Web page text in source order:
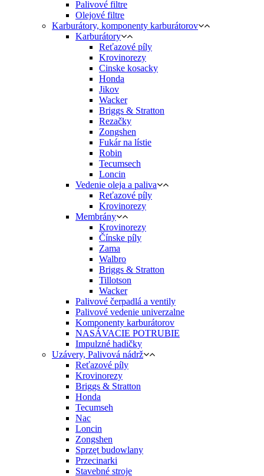
Palivové filtre
Olejové filtre
Karburátory, komponenty karburátorov
Karburátory
Reťazové píly
Krovinorezy
Cinske kosacky
Honda
Jikov
Wacker
Briggs & Stratton
Rezačky
Zongshen
Fukár na lístie
Robin
Tecumsech
Loncin
Vedenie oleja a paliva
Reťazové píly
Krovinorezy
Membrány
Krovinorezy
Čínske píly
Zama
Walbro
Briggs & Stratton
Tillotson
Wacker
Palivové čerpadlá a ventily
Palivové vedenie univerzalne
Komponenty karburátorov
NASÁVACIE POTRUBIE
Impulzné hadičky
Uzávery, Palivová nádrž
Reťazové píly
Krovinorezy
Briggs & Stratton
Honda
Tecumseh
Nac
Loncin
Zongshen
Sprzęt budowlany
Przecinarki
Stavebné stroje